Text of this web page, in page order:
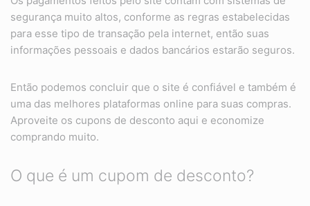
segurança muito altos, conforme as regras estabelecidas
para esse tipo de transação pela internet, então suas
informações pessoais e dados bancários estarão seguros.
Então podemos concluir que o site é confiável e também é
uma das melhores plataformas online para suas compras.
Aproveite os cupons de desconto aqui e economize
comprando muito.
O que é um cupom de desconto?